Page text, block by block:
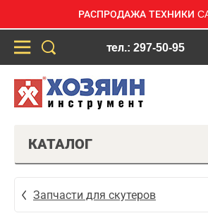
РАСПРОДАЖА ТЕХНИКИ
тел.: 297-50-95
КАТАЛОГ
Запчасти для скутеров